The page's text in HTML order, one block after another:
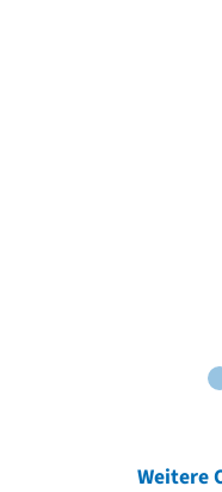
Weitere